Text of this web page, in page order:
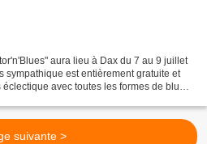
aura lieu à Dax du 7 au 9 juillet
sympathique est entièrement gratuite et
avec toutes les formes de blues.
suivante >